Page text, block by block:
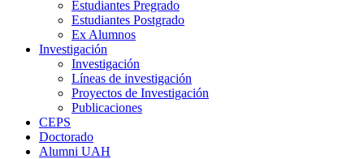
Estudiantes Pregrado
Estudiantes Postgrado
Ex Alumnos
Investigación
Investigación
Líneas de investigación
Proyectos de Investigación
Publicaciones
CEPS
Doctorado
Alumni UAH